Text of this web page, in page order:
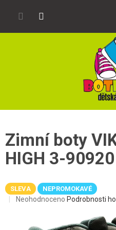
Zimní boty
HIGH 3-
SLEVA NEPROMOKAVÉ
Průměrné
Neohodnoceno Podrobnosti